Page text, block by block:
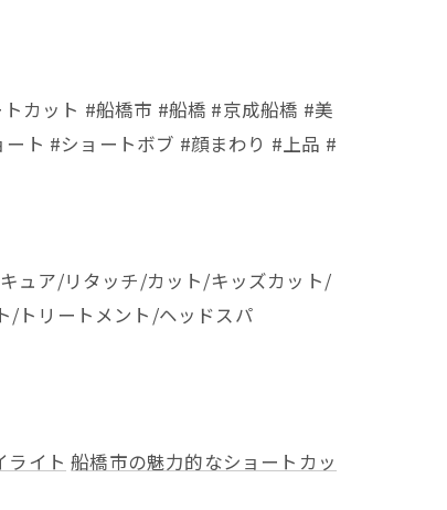
カット #船橋市 #船橋 #京成船橋 #美
ト #ショートボブ #顔まわり #上品 #
ュア/リタッチ/カット/キッズカット/
/トリートメント/ヘッドスパ
ライト 船橋市の魅力的なショートカッ